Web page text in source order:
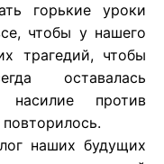
горькие уроки
чтобы у нашего
трагедий, чтобы
оставалась
против
наших будущих